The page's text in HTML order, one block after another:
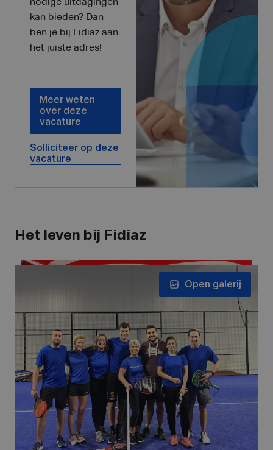
nodige uitdagingen
kan bieden? Dan
ben je bij Fidiaz aan
het juiste adres!
Meer weten
over deze
vacature
Solliciteer op deze
vacature
Het leven bij Fidiaz
Open galerij